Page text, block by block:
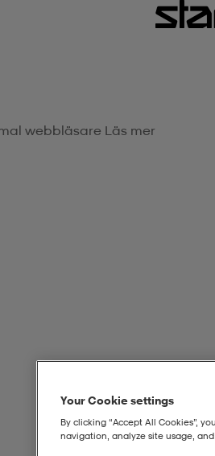
webbläsare Läs mer
Your Cookie settings
By clicking “Accept All Cookies”,
navigation, analyze site usage,